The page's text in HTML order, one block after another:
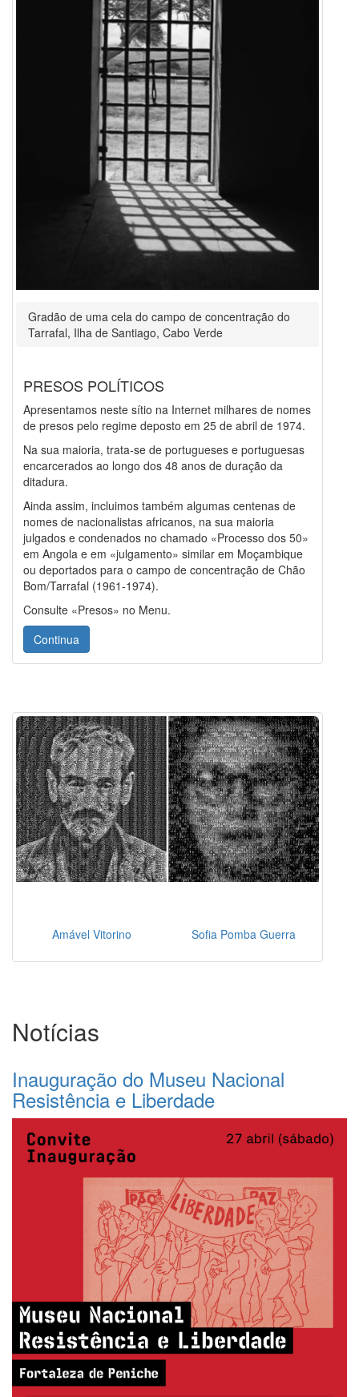
Gradão de uma cela do campo de concentração do
Tarrafal, Ilha de Santiago, Cabo Verde
PRESOS POLÍTICOS
Apresentamos neste sítio na Internet milhares de nomes
de presos pelo regime deposto em 25 de abril de 1974.
Na sua maioria, trata-se de portugueses e portuguesas
encarcerados ao longo dos 48 anos de duração da
ditadura.
Ainda assim, incluimos também algumas centenas de
nomes de nacionalistas africanos, na sua maioria
julgados e condenados no chamado «Processo dos 50»
em Angola e em «julgamento» similar em Moçambique
ou deportados para o campo de concentração de Chão
Bom/Tarrafal (1961-1974).
Consulte «Presos» no Menu.
Continua
Amável Vitorino Sofia Pomba Guerra
Notícias
Inauguração do Museu Nacional
Resistência e Liberdade